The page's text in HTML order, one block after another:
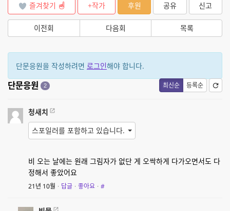
즐겨찾기 +작가 후원 공유 신고
이전회 다음회 목록
단문응원을 작성하려면 로그인해야 합니다.
최신순 등록순
단문응원 2
청새치
스포일러를 포함하고 있습니다.
비 오는 날에는 원래 그림자가 없단 게 오싹하게 다가오면서도 다
정해서 좋았어요
21년 10월 · 답글 · 좋아요 · #